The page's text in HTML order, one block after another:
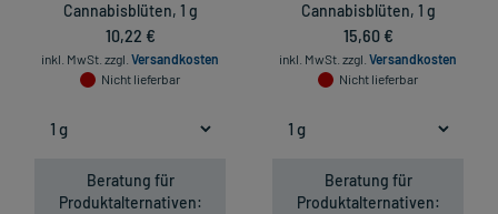
Cannabisblüten, 1 g
10,22 €
inkl. MwSt. zzgl. Versandkosten
Nicht lieferbar
Beratung für
Produktalternativen:
Cannabisblüten, 1 g
15,60 €
inkl. MwSt. zzgl. Versandkosten
Nicht lieferbar
Beratung für
Produktalternativen: